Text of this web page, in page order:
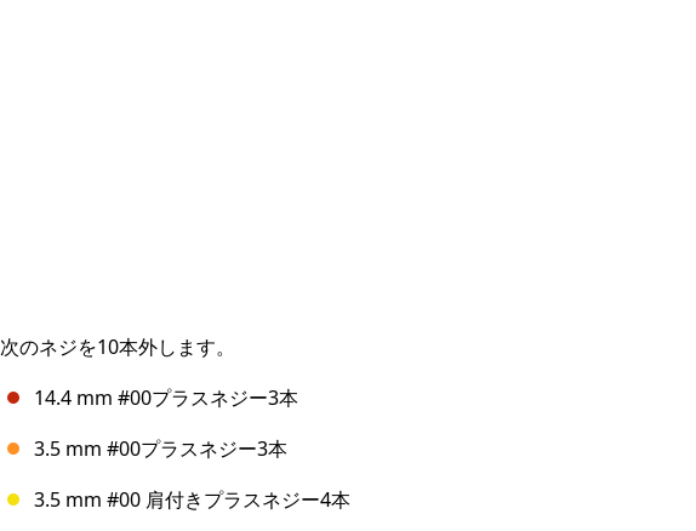
次のネジを10本外します。
14.4 mm #00プラスネジー3本
3.5 mm #00プラスネジー3本
3.5 mm #00 肩付きプラスネジー4本